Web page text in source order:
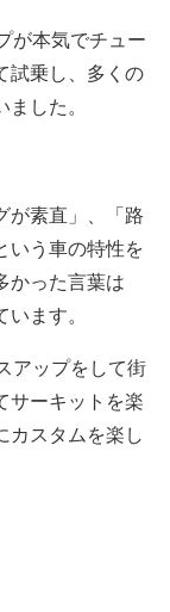
が本気でチュー
試乗し、多くの
した。
が素直」、「路
いう車の特性を
かった言葉は
ます。
アップをして街
サーキットを楽
カスタムを楽し